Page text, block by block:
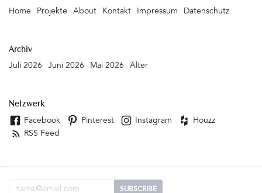
Home Projekte About Kontakt Impressum Datenschutz
Archiv
Juli 2026 Juni 2026 Mai 2026 Älter
Netzwerk
Facebook Pinterest Instagram
Houzz
RSS Feed
Email Adresse SUBSCRIBE